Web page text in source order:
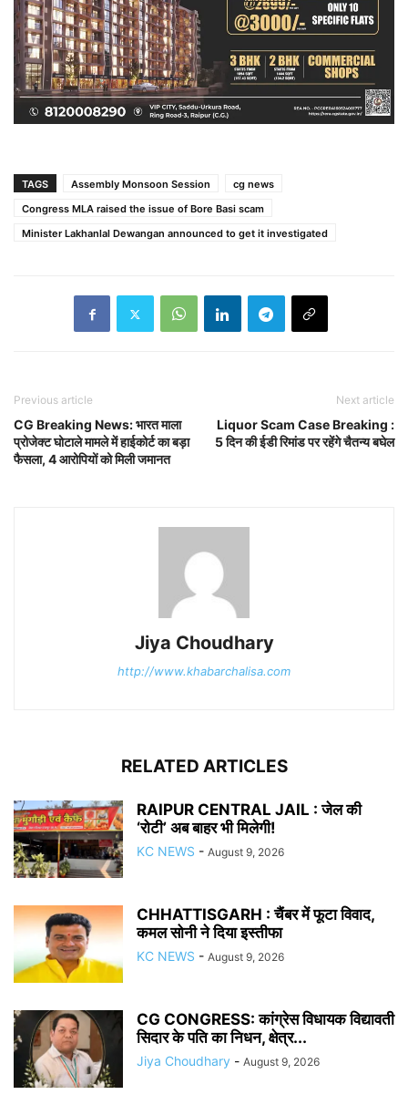
TAGS Assembly Monsoon Session
cg news
Congress MLA raised the issue of Bore Basi scam
Minister Lakhanlal Dewangan announced to get it investigated
Previous article
CG Breaking News: भारत माला
प्रोजेक्ट घोटाले मामले में हाईकोर्ट का बड़ा
फैसला, 4 आरोपियों को मिली जमानत
Next article
Liquor Scam Case Breaking :
5 दिन की ईडी रिमांड पर रहेंगे चैतन्य बघेल
Jiya Choudhary
http://www.khabarchalisa.com
RELATED ARTICLES
RAIPUR CENTRAL JAIL : जेल की
‘रोटी’ अब बाहर भी मिलेगी!
KC NEWS - August 9, 2026
CHHATTISGARH : चैंबर में फूटा विवाद,
कमल सोनी ने दिया इस्तीफा
KC NEWS - August 9, 2026
CG CONGRESS: कांग्रेस विधायक विद्यावती
सिदार के पति का निधन, क्षेत्र...
Jiya Choudhary - August 9, 2026